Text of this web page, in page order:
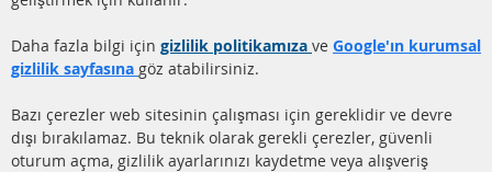
KATALİZÖR (KAT)
SSS
Gönderim ücreti
Daha fazla bilgi için gizlilik politikamıza ve Google'ın kurumsal
gizlilik sayfasına göz atabilirsiniz.
Bazı çerezler web sitesinin çalışması için gereklidir ve devre
dışı bırakılamaz. Bu teknik olarak gerekli çerezler, güvenli
oturum açma, gizlilik ayarlarınızı kaydetme veya alışveriş